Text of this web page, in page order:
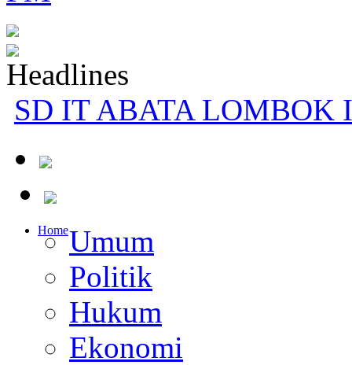
SD IT ABATA LOMBOK
Umum
Politik
Hukum